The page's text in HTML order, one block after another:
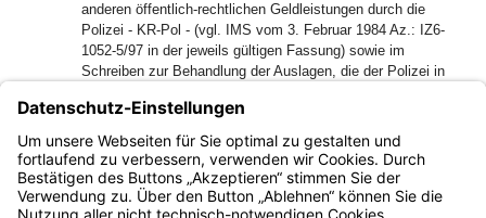
anderen öffentlich-rechtlichen Geldleistungen durch die
Polizei ‑ KR-Pol ‑ (vgl. IMS vom 3. Februar 1984 Az.: IZ6-
1052-5/97 in der jeweils gültigen Fassung) sowie im
Schreiben zur Behandlung der Auslagen, die der Polizei in
entstehen (IMS vom 2. Juli 1992 Az.: IZ6-1051.479 in der
jeweils gültigen Fassung).